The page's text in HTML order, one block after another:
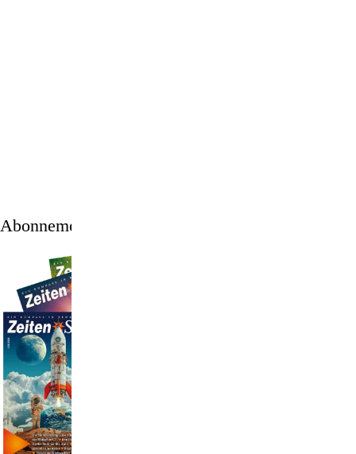
Abonnement